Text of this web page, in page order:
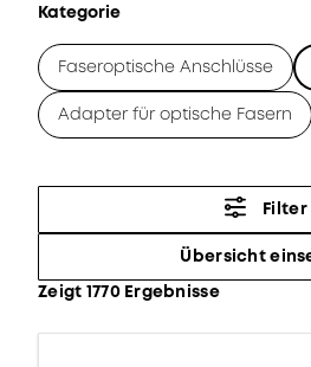
Kategorie
Faseroptische Anschlüsse
Adapter für optische Fasern
Filter
Übersicht
Zeigt 1770 Ergebnisse